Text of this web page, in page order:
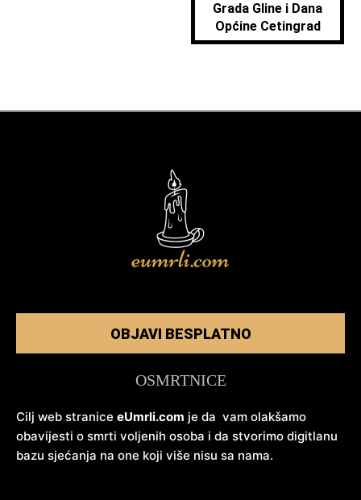
Grada Gline i Dana
Općine Cetingrad
OBJAVI BESPLATNO
OSMRTNICE
Cilj web stranice eUmrli.com je da vam olakšamo
obavijesti o smrti voljenih osoba i da stvorimo digitlanu
bazu sjećanja na one koji više nisu sa nama.